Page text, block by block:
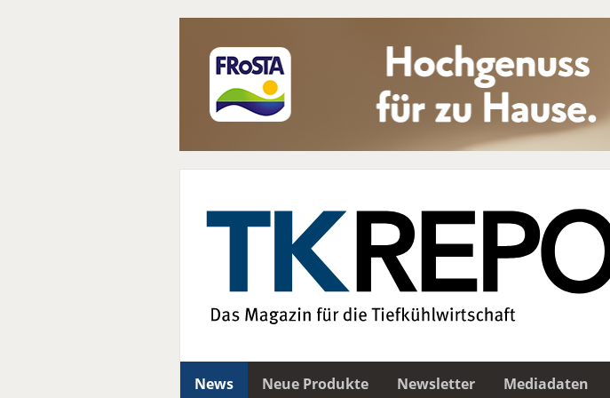
News Neue Produkte Newsletter
Mediadaten